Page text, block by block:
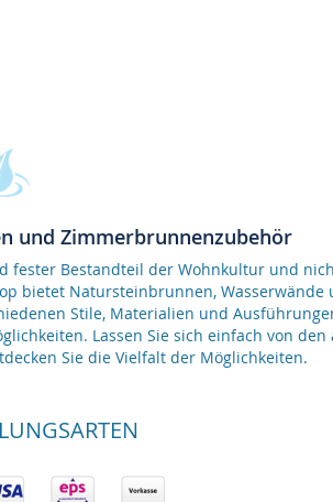
und Zimmerbrunnenzubehör
Bestandteil der Wohnkultur und
bietet Natursteinbrunnen,
Stile, Materialien und
Lassen Sie sich einfach von den
Sie die Vielfalt der Möglichkeiten.